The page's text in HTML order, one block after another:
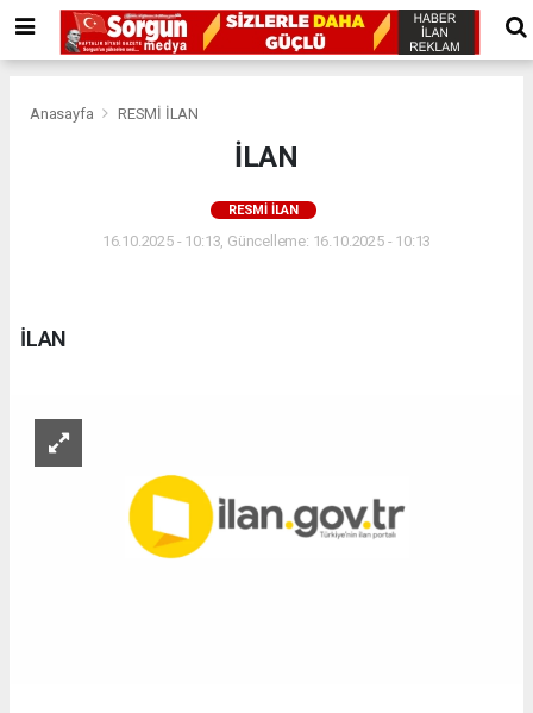
Anasayfa RESMİ İLAN
İLAN
RESMİ İLAN
16.10.2025 - 10:13, Güncelleme: 16.10.2025 - 10:13
İLAN